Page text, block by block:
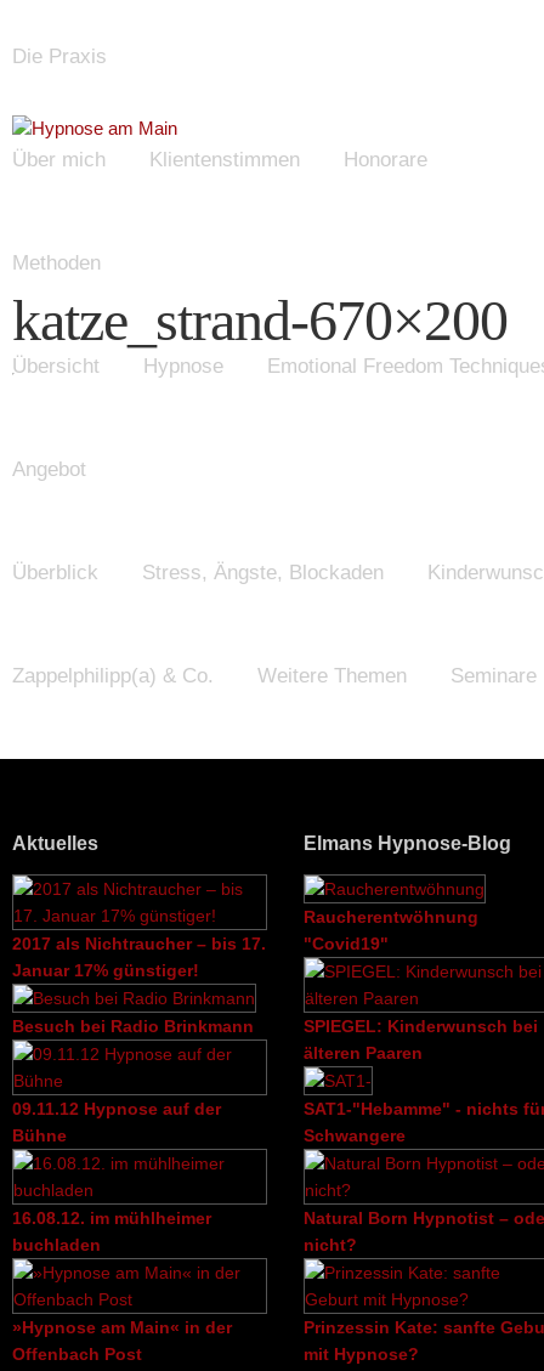
Die Praxis
Über mich Klientenstimmen Honorare
Methoden
Übersicht Hypnose Emotional Freedom
Angebot
Überblick Stress, Ängste, Blockaden
Zappelphilipp(a) & Co. Weitere Themen Seminare
Elmans Hypnose-Blog Aktuelles
katze_strand-670×200
Aktuelles
2017 als Nichtraucher – bis 17.
Januar 17% günstiger!
Besuch bei Radio Brinkmann
09.11.12 Hypnose auf der
Bühne
16.08.12. im mühlheimer
buchladen
»Hypnose am Main« in der
Offenbach Post
Elmans Hypnose-Blog
Raucherentwöhnung
"Covid19"
SPIEGEL: Kinderwunsch bei
älteren Paaren
SAT1-"Hebamme" - nichts
Schwangere
Natural Born Hypnotist –
nicht?
Prinzessin Kate: sanfte
mit Hypnose?